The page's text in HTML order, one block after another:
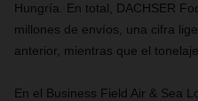
Hungría. En total, DACHSER
millones de envíos, una cifra
anterior, mientras que el
En el Business Field Air & Sea